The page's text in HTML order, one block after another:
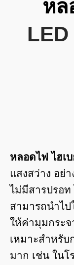
หล
LED
หลอดไฟ ไฮเ
แสงสว่าง อย่
ไม่มีสารปรอท
สามารถนำไ
ให้ค่ามุมกระจ
เหมาะสำหรับ
มาก เช่น ใน